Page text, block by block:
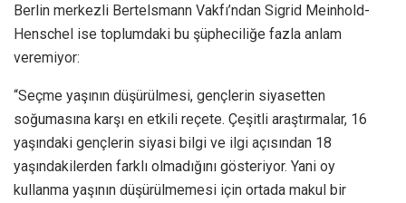
Berlin merkezli Bertelsmann Vakfı’ndan Sigrid Meinhold-
Henschel ise toplumdaki bu şüpheciliğe fazla anlam
veremiyor:
“Seçme yaşının düşürülmesi, gençlerin siyasetten
soğumasına karşı en etkili reçete. Çeşitli araştırmalar, 16
yaşındaki gençlerin siyasi bilgi ve ilgi açısından 18
yaşındakilerden farklı olmadığını gösteriyor. Yani oy
kullanma yaşının düşürülmemesi için ortada makul bir